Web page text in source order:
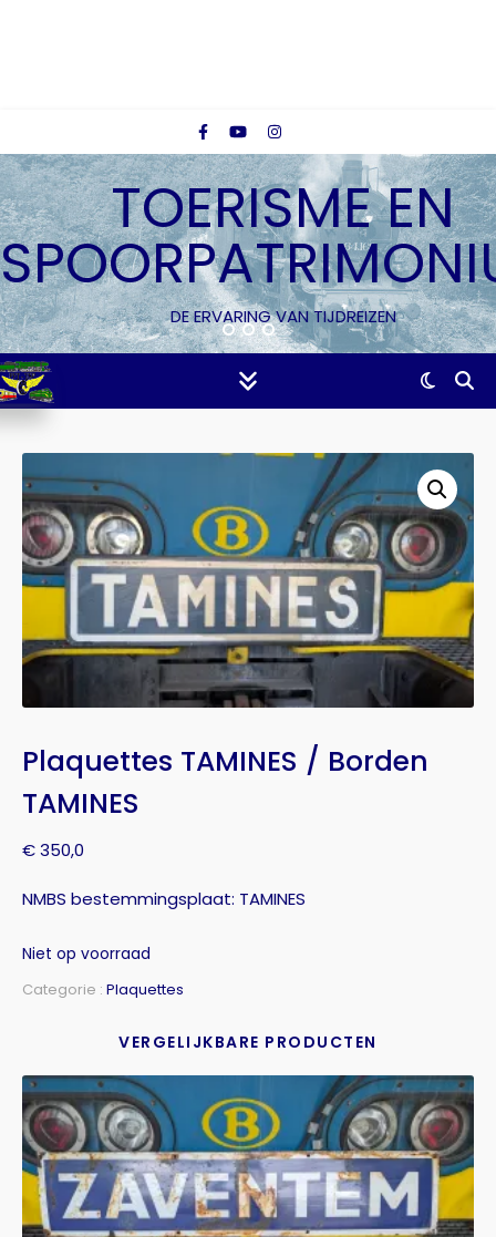
TOERISME EN
DE ERVARING VAN TIJDREIZEN
Plaquettes TAMINES / Borden
TAMINES
€350,0
NMBS bestemmingsplaat: TAMINES
Niet op voorraad
Categorie : Plaquettes
VERGELIJKBARE PRODUCTEN